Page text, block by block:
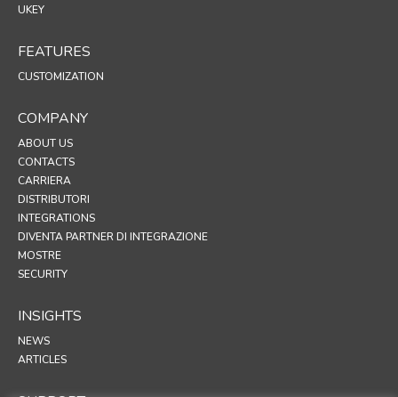
UKEY
FEATURES
CUSTOMIZATION
COMPANY
ABOUT US
CONTACTS
CARRIERA
DISTRIBUTORI
INTEGRATIONS
DIVENTA PARTNER DI INTEGRAZIONE
MOSTRE
SECURITY
INSIGHTS
NEWS
ARTICLES